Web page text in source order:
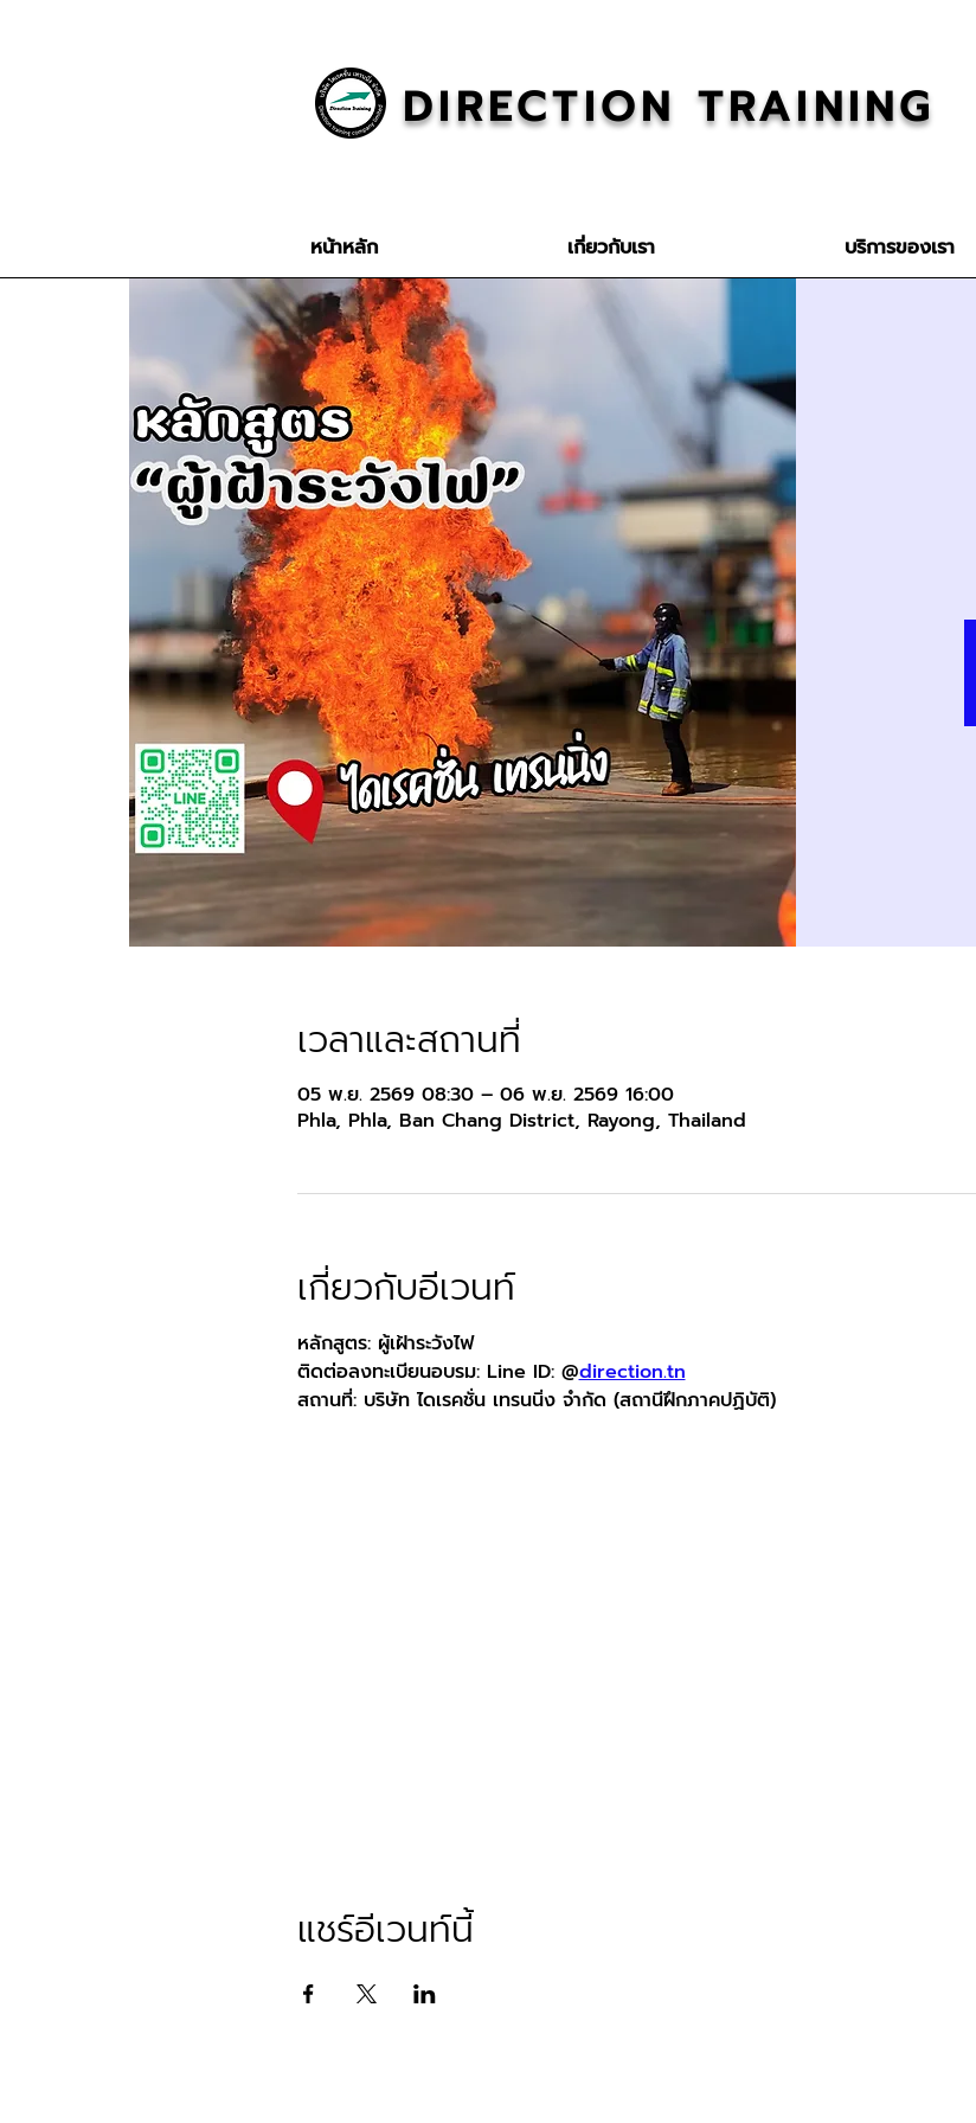
DIRECTION TRAINING
หน้าหลัก เกี่ยวกับเรา บริการของเรา
เวลาและสถานที่
05 พ.ย. 2569 08:30 – 06 พ.ย. 2569 16:00
Phla, Phla, Ban Chang District, Rayong, Thailand
เกี่ยวกับอีเวนท์
หลักสูตร: ผู้เฝ้าระวังไฟ
ติดต่อลงทะเบียนอบรม: Line ID: @direction.tn
สถานที่: บริษัท ไดเรคชั่น เทรนนิ่ง จำกัด (สถานีฝึกภาคปฏิบัติ)
แชร์อีเวนท์นี้